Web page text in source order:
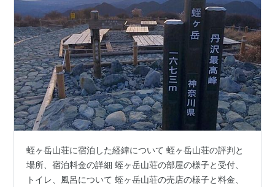
蛭ヶ岳山荘に宿泊した経緯について 蛭ヶ岳山荘の評判と
場所、宿泊料金の詳細 蛭ヶ岳山荘の部屋の様子と受付、
トイレ、風呂について 蛭ヶ岳山荘の売店の様子と料金、